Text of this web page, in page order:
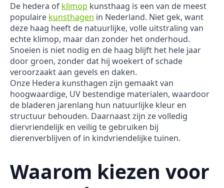
De hedera of klimop kunsthaag is een van de meest
populaire kunsthagen in Nederland. Niet gek, want
deze haag heeft de natuurlijke, volle uitstraling van
echte klimop, maar dan zonder het onderhoud.
Snoeien is niet nodig en de haag blijft het hele jaar
door groen, zonder dat hij woekert of schade
veroorzaakt aan gevels en daken.
Onze Hedera kunsthagen zijn gemaakt van
hoogwaardige, UV bestendige materialen, waardoor
de bladeren jarenlang hun natuurlijke kleur en
structuur behouden. Daarnaast zijn ze volledig
diervriendelijk en veilig te gebruiken bij
dierenverblijven of in kindvriendelijke tuinen.
Waarom kiezen voor